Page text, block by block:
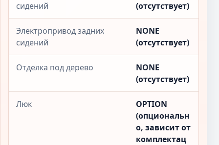
сидений
(отсутствует)
Электропривод задних
сидений
NONE
(отсутствует)
Отделка под дерево
NONE
(отсутствует)
Люк
OPTION
(опциональн
о, зависит от
комплектац